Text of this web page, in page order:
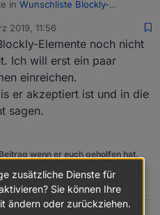
name="TEXT">{ "role" :
name="NAME">1.1.3</field>
name="VALUE">
name="TEXT">true</
name="COMMON">
type="text"
name="TEXT">{ "role"
in Wunschliste Blockly-
Blockly ist fertig :) (Gibt
zurück)
Dir!
wann wird die Änderungen
die Katze
thewhobox/ioBroker.javascript
2019, 11:56
Elemente noch nicht
Ich will erst ein paar
einreichen.
er akzeptiert ist und in die
sagen.
wenn er euch geholfen hat.
zusätzliche Dienste für
Sie können Ihre
ändern oder zurückziehen.